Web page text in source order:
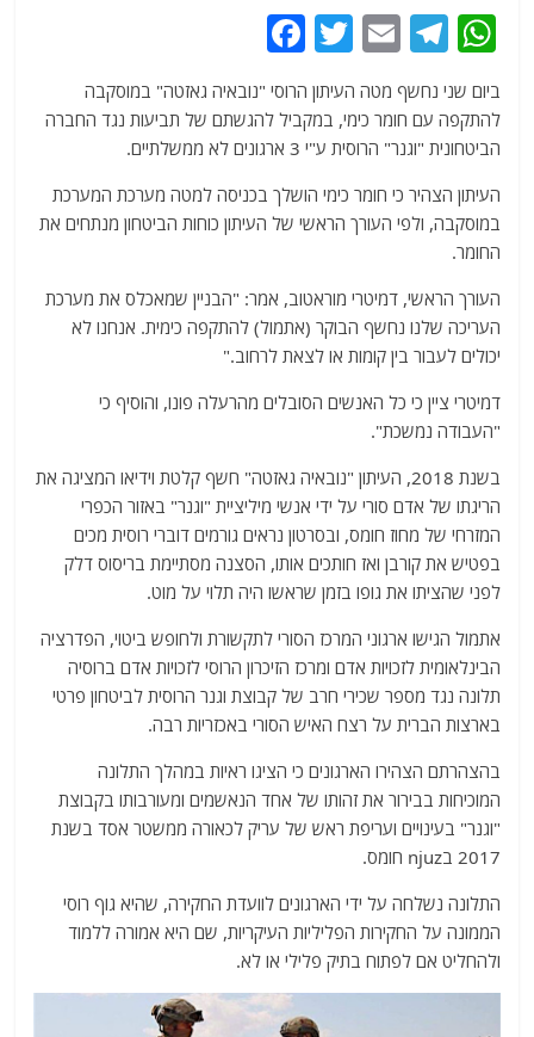
W
at
s
A
p
p
T
e
g
ra
m
E
ai
l
T
itt
er
c
e
b
o
k
ביום שני נחשף מטה העיתון הרוסי "נובאיה גאזטה" במוסקבה
להתקפה עם חומר כימי, במקביל להגשתם של תביעות נגד החברה
הביטחונית "וגנר" הרוסית ע"י 3 ארגונים לא ממשלתיים.
העיתון הצהיר כי חומר כימי הושלך בכניסה למטה מערכת המערכת
במוסקבה, ולפי העורך הראשי של העיתון כוחות הביטחון מנתחים את
החומר.
העורך הראשי, דמיטרי מוראטוב, אמר: "הבניין שמאכלס את מערכת
העריכה שלנו נחשף הבוקר (אתמול) להתקפה כימית. אנחנו לא
יכולים לעבור בין קומות או לצאת לרחוב."
דמיטרי ציין כי כל האנשים הסובלים מהרעלה פונו, והוסיף כי
"העבודה נמשכת".
בשנת 2018, העיתון "נובאיה גאזטה" חשף קלטת וידיאו המציגה את
הריגתו של אדם סורי על ידי אנשי מיליציית "וגנר" באזור הכפרי
המזרחי של מחוז חומס, ובסרטון נראים גורמים דוברי רוסית מכים
בפטיש את קורבן ואז חותכים אותו, הסצנה מסתיימת בריסוס דלק
לפני שהציתו את גופו בזמן שראשו היה תלוי על מוט.
אתמול הגישו ארגוני המרכז הסורי לתקשורת ולחופש ביטוי, הפדרציה
הבינלאומית לזכויות אדם ומרכז הזיכרון הרוסי לזכויות אדם ברוסיה
תלונה נגד מספר שכירי חרב של קבוצת וגנר הרוסית לביטחון פרטי
בארצות הברית על רצח האיש הסורי באכזריות רבה.
בהצהרתם הצהירו הארגונים כי הציגו ראיות במהלך התלונה
המוכיחות בבירור את זהותו של אחד הנאשמים ומעורבותו בקבוצת
"וגנר" בעינויים ועריפת ראש של עריק לכאורה ממשטר אסד בשנת
2017 בnjuz חומס.
התלונה נשלחה על ידי הארגונים לוועדת החקירה, שהיא גוף רוסי
הממונה על החקירות הפליליות העיקריות, שם היא אמורה ללמוד
ולהחליט אם לפתוח בתיק פלילי או לא.